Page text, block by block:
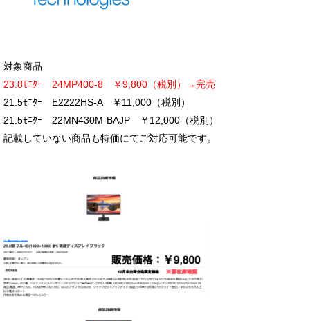
対象商品
23.8ﾓﾆﾀｰ 24MP400-8 ￥9,800（税別）→完売
21.5ﾓﾆﾀｰ E2222HS-A ￥11,000（税別）
21.5ﾓﾆﾀｰ 22MN430M-BAJP ￥12,000（税別）
記載していない商品も特価にてご対応可能です。